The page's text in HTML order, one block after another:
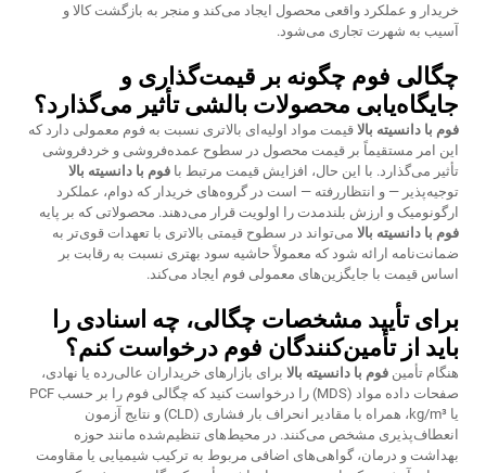
خریدار و عملکرد واقعی محصول ایجاد می‌کند و منجر به بازگشت کالا و
آسیب به شهرت تجاری می‌شود.
چگالی فوم چگونه بر قیمت‌گذاری و
جایگاه‌یابی محصولات بالشی تأثیر می‌گذارد؟
فوم با دانسیته بالا قیمت مواد اولیه‌ای بالاتری نسبت به فوم معمولی دارد که
این امر مستقیماً بر قیمت محصول در سطوح عمده‌فروشی و خردفروشی
تأثیر می‌گذارد. با این حال، افزایش قیمت مرتبط با فوم با دانسیته بالا
توجیه‌پذیر — و انتظاررفته — است در گروه‌های خریدار که دوام، عملکرد
ارگونومیک و ارزش بلندمدت را اولویت قرار می‌دهند. محصولاتی که بر پایه
فوم با دانسیته بالا می‌تواند در سطوح قیمتی بالاتری با تعهدات قوی‌تر به
ضمانت‌نامه ارائه شود که معمولاً حاشیه سود بهتری نسبت به رقابت بر
اساس قیمت با جایگزین‌های معمولی فوم ایجاد می‌کند.
برای تأیید مشخصات چگالی، چه اسنادی را
باید از تأمین‌کنندگان فوم درخواست کنم؟
هنگام تأمین فوم با دانسیته بالا برای بازارهای خریداران عالی‌رده یا نهادی،
صفحات داده مواد (MDS) را درخواست کنید که چگالی فوم را بر حسب PCF
یا kg/m³، همراه با مقادیر انحراف بار فشاری (CLD) و نتایج آزمون
انعطاف‌پذیری مشخص می‌کنند. در محیط‌های تنظیم‌شده مانند حوزه
بهداشت و درمان، گواهی‌های اضافی مربوط به ترکیب شیمیایی یا مقاومت